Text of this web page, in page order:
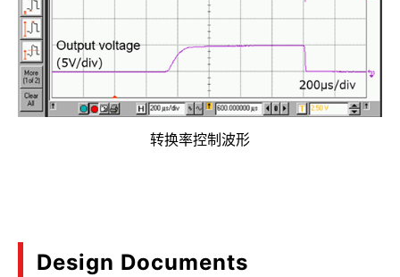
转换率控制波形
Design Documents